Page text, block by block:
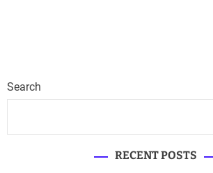
Search
RECENT POSTS